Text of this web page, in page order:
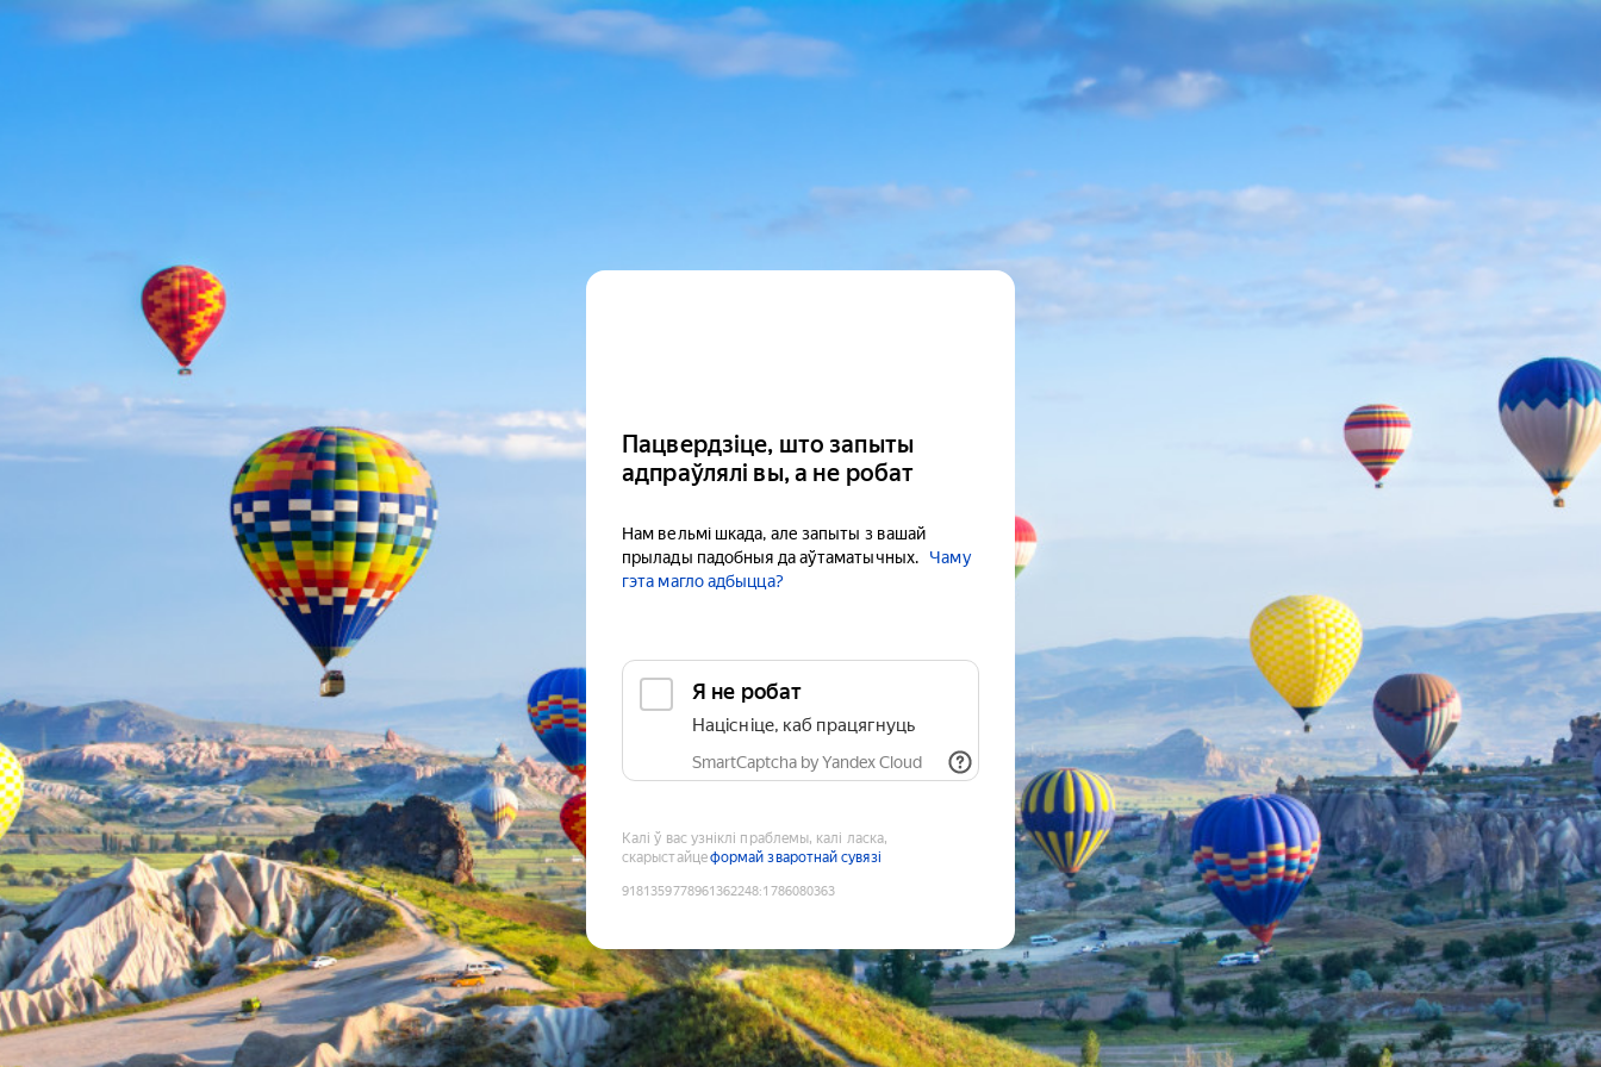
Пацвердзіце, што запыты
адпраўлялі вы, а не робат
Нам вельмі шкада, але запыты з вашай
прылады падобныя да аўтаматычных.
Чаму
гэта магло адбыцца?
Я не робат
Націсніце, каб працягнуць
SmartCaptcha by Yandex Cloud
Калі ў вас узніклі праблемы, калі ласка,
скарыстайцеформай зваротнай сувязі
9181359778961362248:1786080363